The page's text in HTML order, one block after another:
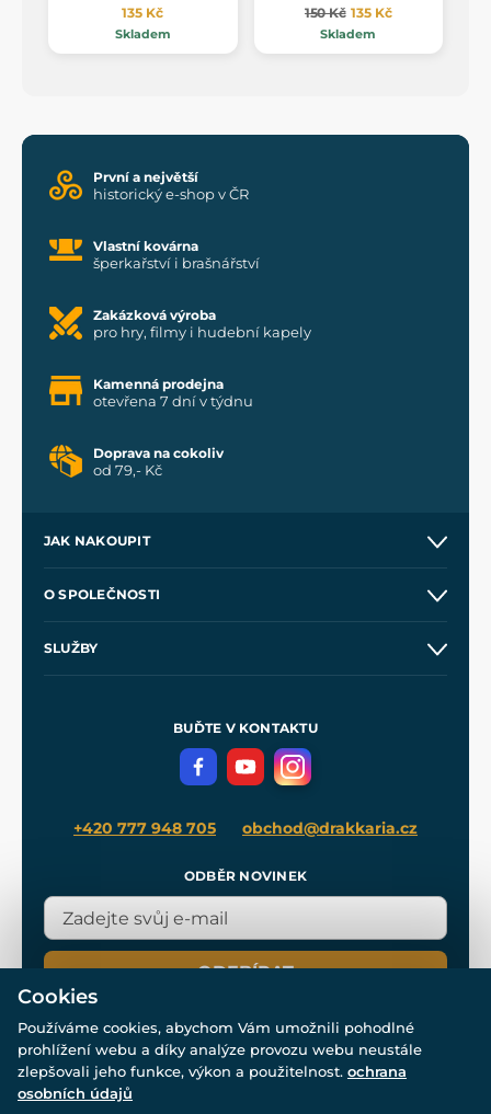
135 Kč
Skladem
150 Kč 135 Kč
Skladem
První a největší
historický e-shop v ČR
Vlastní kovárna
šperkařství i brašnářství
Zakázková výroba
pro hry, filmy i hudební kapely
Kamenná prodejna
otevřena 7 dní v týdnu
Doprava na cokoliv
od 79,- Kč
JAK NAKOUPIT
Velkoobchod
O SPOLEČNOSTI
SLUŽBY
Meče pro Kingdom Come
BUĎTE V KONTAKTU
+420 777 948 705 obchod@drakkaria.cz
ODBĚR NOVINEK
ODEBÍRAT
© Všechna práva vyhrazena. www.drakkaria.cz 2007-2026.
Cookies
Používáme cookies, abychom Vám umožnili pohodlné
prohlížení webu a díky analýze provozu webu neustále
zlepšovali jeho funkce, výkon a použitelnost. ochrana
osobních údajů